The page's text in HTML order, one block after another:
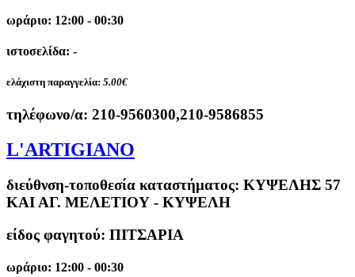
ωράριο: 12:00 - 00:30
ιστοσελίδα: -
ελάχιστη παραγγελία: 5.00€
τηλέφωνο/α: 210-9560300,210-9586855
L'ARTIGIANO
διεύθνση-τοποθεσία καταστήματος: ΚΥΨΕΛΗΣ 57
ΚΑΙ ΑΓ. ΜΕΛΕΤΙΟΥ - ΚΥΨΕΛΗ
είδος φαγητού: ΠΙΤΣΑΡΙΑ
ωράριο: 12:00 - 00:30